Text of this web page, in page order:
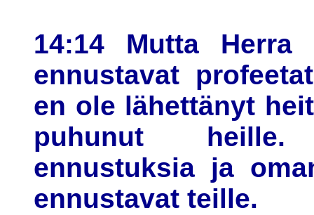
14:14 Mutta Herra
ennustavat
en ole lähettänyt
puhunut heille.
ennustuksia ja
ennustavat teille.